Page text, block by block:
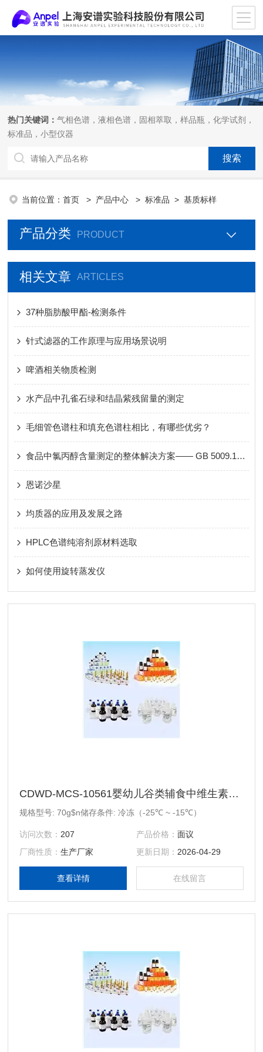
热门关键词：气相色谱，液相色谱，固相萃取，样品瓶，化学试剂，
标准品，小型仪器
当前位置：首页 > 产品中心 >标准品 >基质标样
产品分类 PRODUCT
相关文章 ARTICLES
37种脂肪酸甲酯-检测条件
针式滤器的工作原理与应用场景说明
啤酒相关物质检测
水产品中孔雀石绿和结晶紫残留量的测定
毛细管色谱柱和填充色谱柱相比，有哪些优劣？
食品中氯丙醇含量测定的整体解决方案—— GB 5009.191-2024 第一篇
恩诺沙星
均质器的应用及发展之路
HPLC色谱纯溶剂原材料选取
如何使用旋转蒸发仪
CDWD-MCS-10561婴幼儿谷类辅食中维生素B1、维生素B2、维生素B6质控样品
规格型号: 70g$n储存条件: 冷冻（-25℃ ~ -15℃）
访问次数： 207 产品价格： 面议
厂商性质：生产厂家 更新日期： 2026-04-29
查看详情 在线留言